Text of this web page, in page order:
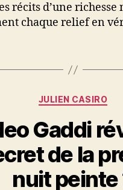
récits d’une
chaque relief en
Catégories
JULIEN CASIRO
Gaddi
de la
nuit peinte